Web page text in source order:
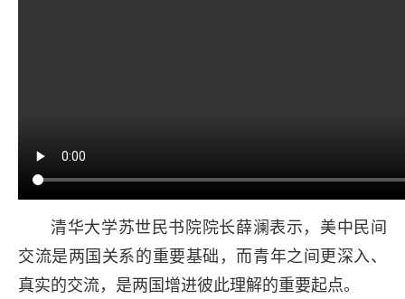
清华大学苏世民书院院长薛澜表示，美中民间
交流是两国关系的重要基础，而青年之间更深入、
真实的交流，是两国增进彼此理解的重要起点。